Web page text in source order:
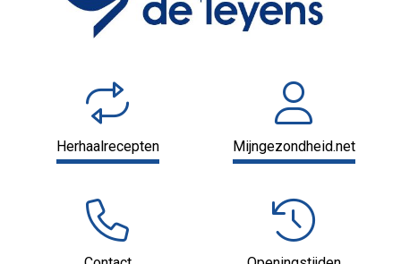
Herhaalrecepten Mijngezondheid.net